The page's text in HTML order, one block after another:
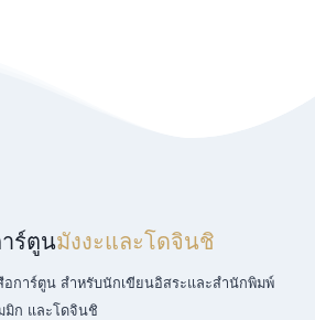
ร์ตูนมังงะและโดจินชิ
อการ์ตูน สำหรับนักเขียนอิสระและสำนักพิมพ์
มิก และโดจินชิ